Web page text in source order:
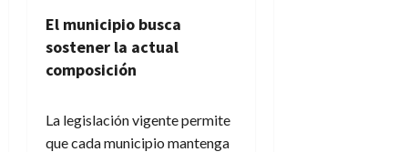
El municipio busca
sostener la actual
composición
La legislación vigente permite
que cada municipio mantenga